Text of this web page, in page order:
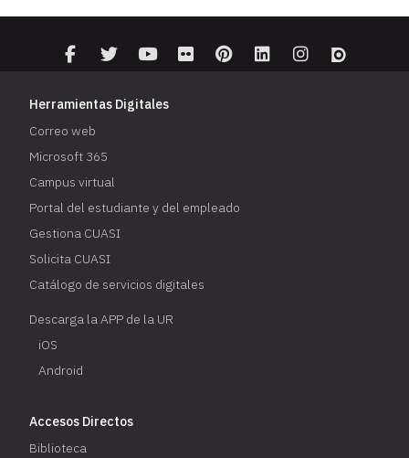
Herramientas Digitales
Correo web
Microsoft 365
Campus virtual
Portal del estudiante y del empleado
Gestiona CUASI
Solicita CUASI
Catálogo de servicios digitales
Descarga la APP de la UR
iOS
Android
Accesos Directos
Biblioteca